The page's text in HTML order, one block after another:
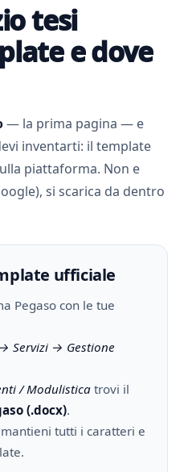
tesi
e dove
— la prima pagina — e
inventarti: il template
piattaforma. Non e
si scarica da dentro
ufficiale
Pegaso con le tue
Servizi → Gestione
/ Modulistica trovi il
(.docx).
tutti i caratteri e